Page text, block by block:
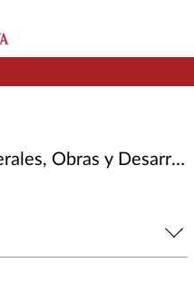
Obras y Desarrollo Local